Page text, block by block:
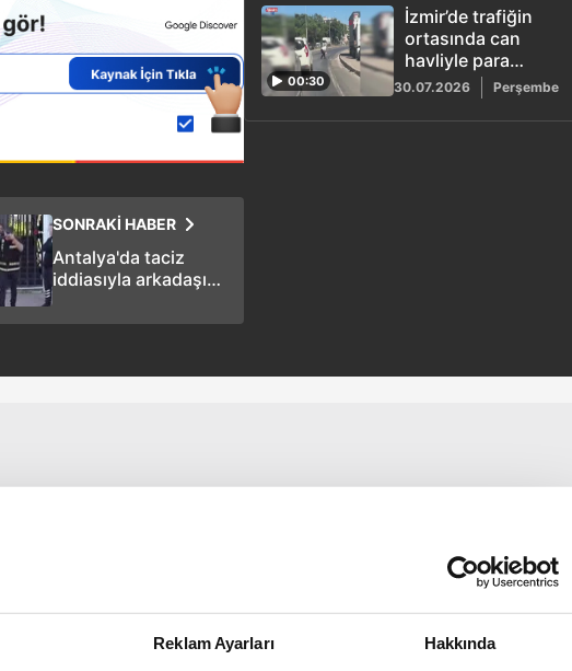
Reklam Ayarları Hakkında
SONRAKİ HABER
Antalya'da taciz
iddiasıyla arkadaşını
00:30
İzmir’de trafiğin
ortasında can
havliyle para
topladı
30.07.2026 Perşembe